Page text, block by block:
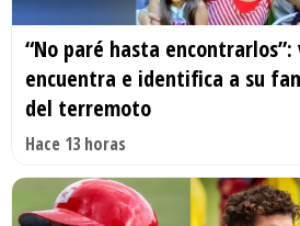
“No paré hasta encontrarlos”:
encuentra e identifica a su
del terremoto
Hace 13 horas